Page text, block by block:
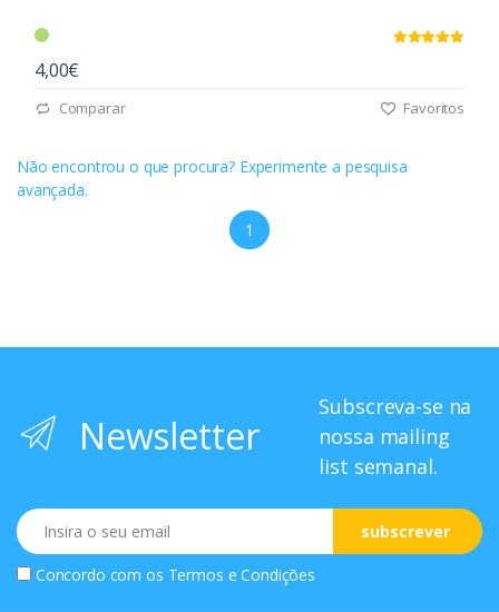
4,00€
Comparar Favoritos
Não encontrou o que procura? Experimente a pesquisa
avançada.
1
Newsletter
Subscreva-se na
nossa mailing
list semanal.
Email
subscrever
Concordo com os Termos e Condições